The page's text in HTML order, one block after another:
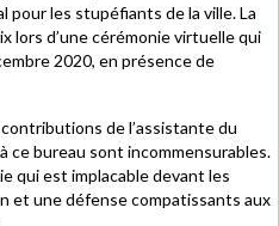
pour les stupéfiants de la ville. La
lors d’une cérémonie virtuelle qui
2020, en présence de
de l’assistante du
ce bureau sont incommensurables.
qui est implacable devant les
et une défense compatissants aux